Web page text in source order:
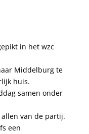
in het wzc
Middelburg te
huis.
samen onder
van de partij.
een